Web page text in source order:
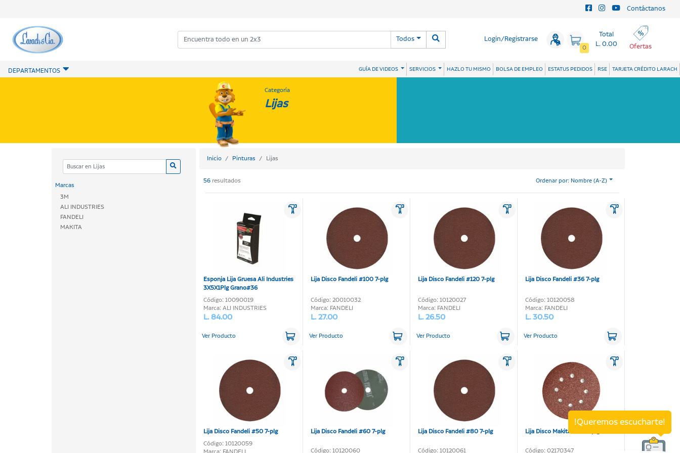
Contáctanos
Todos Login/Registrarse
0
Total
L. 0.00
Ofertas
DEPARTAMENTOS GUÍA DE VIDEOS SERVICIOS HAZLO TU MISMO BOLSA DE EMPLEO ESTATUS PEDIDOS RSE TARJETA CRÉDITO LARACH
Categoría
Lijas
Marcas
3M
ALI INDUSTRIES
FANDELI
MAKITA
Inicio Pinturas Lijas
56 resultados Ordenar por: Nombre (A-Z)
Esponja Lija Gruesa Ali Industries
3X5X1Plg Grano#36
Código: 10090019
Marca: ALI INDUSTRIES
L. 84.00
Ver Producto
Lija Disco Fandeli #100 7-plg
Código: 20010032
Marca: FANDELI
L. 27.00
Ver Producto
Lija Disco Fandeli #120 7-plg
Código: 10120027
Marca: FANDELI
L. 26.50
Ver Producto
Lija Disco Fandeli #36 7-plg
Código: 10120058
Marca: FANDELI
L. 30.50
Ver Producto
Lija Disco Fandeli #50 7-plg
Código: 10120059
Lija Disco Fandeli #60 7-plg
Código: 10120060
Lija Disco Fandeli #80 7-plg
Código: 10120061
Lija Disco Makita #60 5-plg
Código: 02170347
!Queremos escucharte!